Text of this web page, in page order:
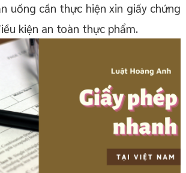
uống cần thực hiện xin giấy chứng
kiện an toàn thực phẩm.